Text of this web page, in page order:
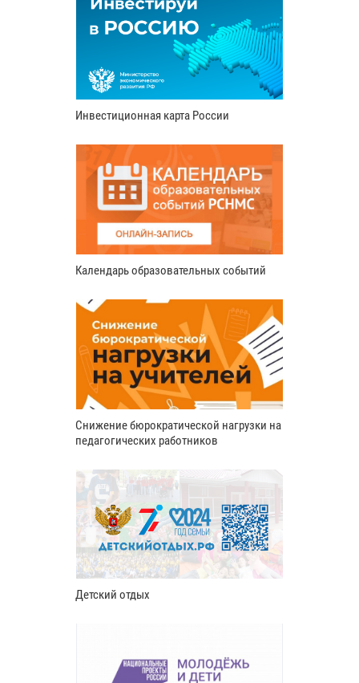
Инвестиционная карта России
Календарь образовательных событий
Снижение бюрократической нагрузки на
педагогических работников
Детский отдых